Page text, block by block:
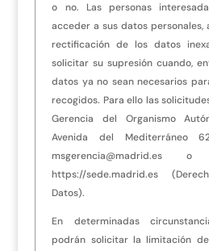
o no. Las personas
acceder a sus datos
rectificación de los datos
solicitar su supresión cuando,
datos ya no sean necesarios
recogidos. Para ello las
Gerencia del Organismo
Avenida del Mediterráneo
https://sede.madrid.es
Datos).
En determinadas
podrán solicitar la limitación